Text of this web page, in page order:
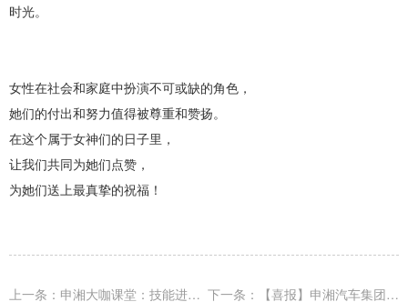
时光。
女性在社会和家庭中扮演不可或缺的角色，
她们的付出和努力值得被尊重和赞扬。
在这个属于女神们的日子里，
让我们共同为她们点赞，
为她们送上最真挚的祝福！
上一条：申湘大咖课堂：技能进阶咔咔快！下一条：【喜报】申湘汽车集团又